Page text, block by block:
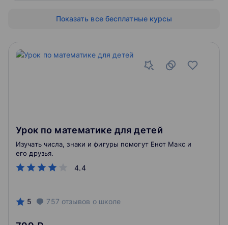
Показать все бесплатные курсы
Урок по математике для детей
4.4
Изучать числа, знаки и фигуры помогут Енот Макс и
его друзья.
5 757 отзывов о школе